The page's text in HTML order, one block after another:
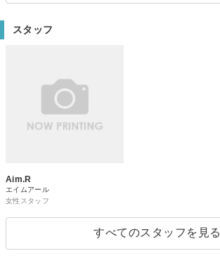
スタッフ
Aim.R
エイムアール
女性スタッフ
すべてのスタッフを見る